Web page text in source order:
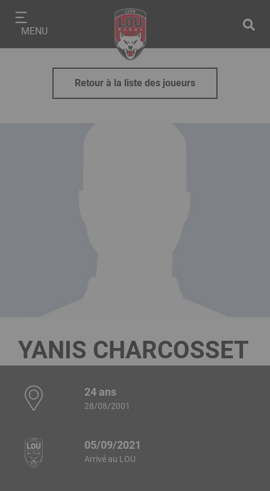
contenu
principal
MENU
Retour à la liste des joueurs
YANIS CHARCOSSET
24 ans
28/08/2001
05/09/2021
Arrivé au LOU
Panneau de gestion des cookies